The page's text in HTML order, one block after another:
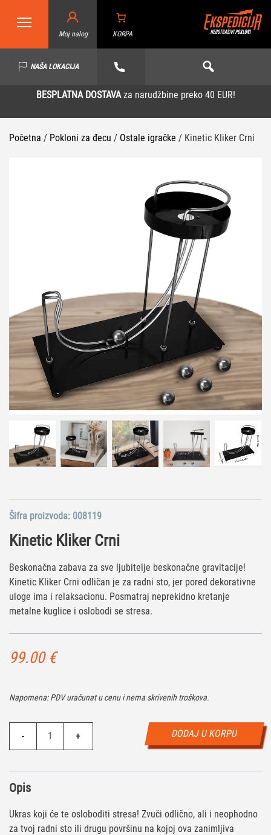
Moj nalog KORPA
NAŠA LOKACIJA
BESPLATNA DOSTAVAza narudžbine preko 40 EUR!
Početna / Pokloni za đecu / Ostale igračke / Kinetic Kliker Crni
Kinetic Kliker Crni
Beskonačna zabava za sve ljubitelje beskonačne gravitacije!
Kinetic Kliker Crni odličan je za radni sto, jer pored dekorativne
uloge ima i relaksacionu. Posmatraj neprekidno kretanje
metalne kuglice i oslobodi se stresa.
99.00 €
Napomena: PDV uračunat u cenu i nema skrivenih troškova.
-
količina
+ DODAJ U KORPU
Šifra proizvoda: 008119
Opis
Ukras koji će te osloboditi stresa! Zvuči odlično, ali i neophodno
za tvoj radni sto ili drugu površinu na kojoj ova zanimljiva